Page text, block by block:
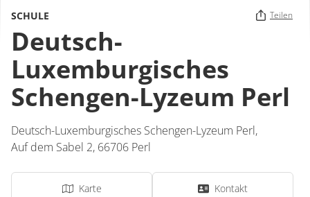
SCHULE Teilen
Deutsch-
Luxemburgisches
Schengen-Lyzeum Perl
Deutsch-Luxemburgisches Schengen-Lyzeum Perl,
Auf dem Sabel 2, 66706 Perl
Karte Kontakt